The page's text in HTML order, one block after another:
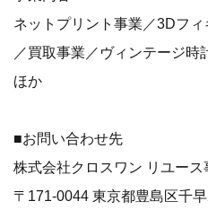
ネットプリント事業／3Dフ
／買取事業／ヴィンテージ時
ほか
■お問い合わせ先
株式会社クロスワン リユース
〒171-0044 東京都豊島区千